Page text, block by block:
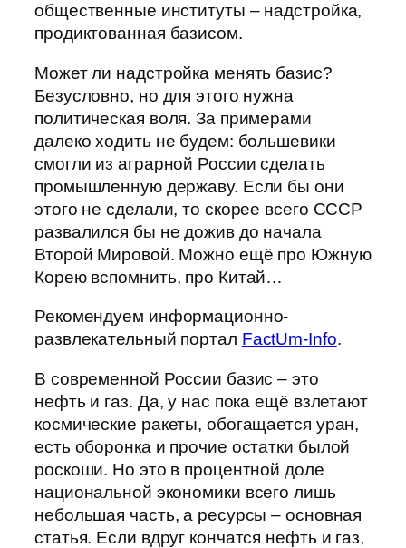
общественные институты – надстройка,
продиктованная базисом.
Может ли надстройка менять базис?
Безусловно, но для этого нужна
политическая воля. За примерами
далеко ходить не будем: большевики
смогли из аграрной России сделать
промышленную державу. Если бы они
этого не сделали, то скорее всего СССР
развалился бы не дожив до начала
Второй Мировой. Можно ещё про Южную
Корею вспомнить, про Китай…
Рекомендуем информационно-
развлекательный портал FactUm-Info.
В современной России базис – это
нефть и газ. Да, у нас пока ещё взлетают
космические ракеты, обогащается уран,
есть оборонка и прочие остатки былой
роскоши. Но это в процентной доле
национальной экономики всего лишь
небольшая часть, а ресурсы – основная
статья. Если вдруг кончатся нефть и газ,